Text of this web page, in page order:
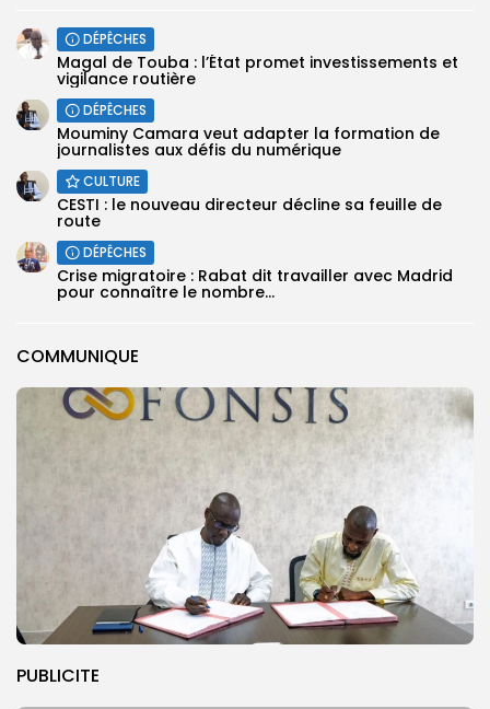
COMMUNIQUE
PUBLICITE
DÉPÊCHES
Magal de Touba : l’État promet investissements et
vigilance routière
DÉPÊCHES
Mouminy Camara veut adapter la formation de
journalistes aux défis du numérique
CULTURE
CESTI : le nouveau directeur décline sa feuille de
route
DÉPÊCHES
Crise migratoire : Rabat dit travailler avec Madrid
pour connaître le nombre...